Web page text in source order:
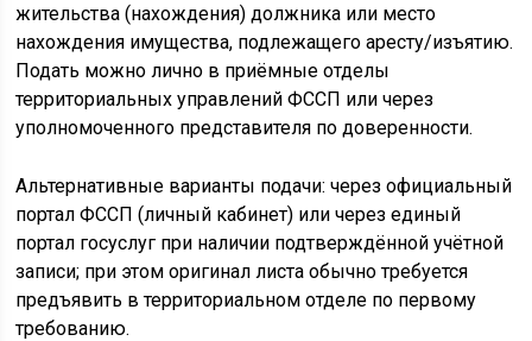
жительства (нахождения) должника или место
нахождения имущества, подлежащего аресту/изъятию.
Подать можно лично в приёмные отделы
территориальных управлений ФССП или через
уполномоченного представителя по доверенности.
Альтернативные варианты подачи: через официальный
портал ФССП (личный кабинет) или через единый
портал госуслуг при наличии подтверждённой учётной
записи; при этом оригинал листа обычно требуется
предъявить в территориальном отделе по первому
требованию.